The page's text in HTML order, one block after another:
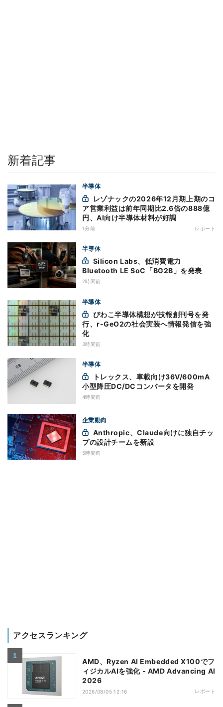
新着記事
半導体
ア営業利益は前年同期比2.6倍の888億
円、AI向け半導体材料が好調
1分前 レポート
半導体
Bluetooth LE SoC「BG2B」を発表
2時間前
半導体
行、r-GeO2の社会実装へ情報発信を強
化
3時間前
半導体
小型降圧DC/DCコンバータを開発
4時間前
企業動向
プの設計チームを新設
5時間前
アクセスランキング
AMD、Ryzen AI Embedded X100でフ
ィジカルAIを強化 - AMD Advancing AI
2026
2026/08/05 12:16 レポート